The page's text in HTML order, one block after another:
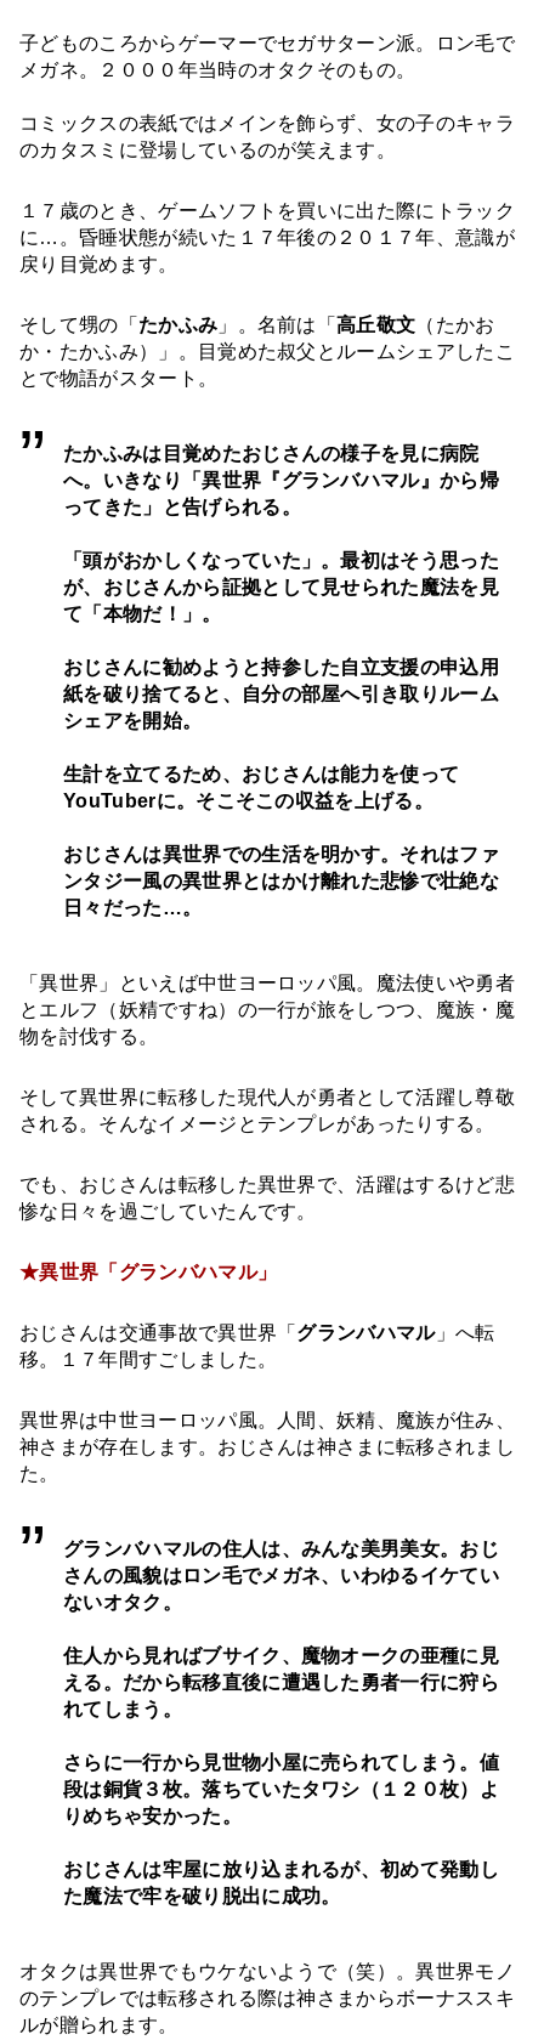
子どものころからゲーマーでセガサターン派。ロン毛で
メガネ。２０００年当時のオタクそのもの。
コミックスの表紙ではメインを飾らず、女の子のキャラ
のカタスミに登場しているのが笑えます。
１７歳のとき、ゲームソフトを買いに出た際にトラック
に…。昏睡状態が続いた１７年後の２０１７年、意識が
戻り目覚めます。
そして甥の「 たかふみ 」。名前は「高丘敬文 （たかお
か・たかふみ）」。目覚めた叔父とルームシェアしたこ
とで物語がスタート。
たかふみは目覚めたおじさんの様子を見に病院
へ。いきなり「異世界『グランバハマル』から帰
ってきた」と告げられる。
「頭がおかしくなっていた」。最初はそう思った
が、おじさんから証拠として見せられた魔法を見
て「本物だ！」。
おじさんに勧めようと持参した自立支援の申込用
紙を破り捨てると、自分の部屋へ引き取りルーム
シェアを開始。
生計を立てるため、おじさんは能力を使って
YouTuberに。そこそこの収益を上げる。
おじさんは異世界での生活を明かす。それはファ
ンタジー風の異世界とはかけ離れた悲惨で壮絶な
日々だった…。
「異世界」といえば中世ヨーロッパ風。魔法使いや勇者
とエルフ（妖精ですね）の一行が旅をしつつ、魔族・魔
物を討伐する。
そして異世界に転移した現代人が勇者として活躍し尊敬
される。そんなイメージとテンプレがあったりする。
でも、おじさんは転移した異世界で、活躍はするけど悲
惨な日々を過ごしていたんです。
★異世界「グランバハマル」
おじさんは交通事故で異世界「 グランバハマル」へ転
移。１７年間すごしました。
異世界は中世ヨーロッパ風。人間、妖精、魔族が住み、
神さまが存在します。おじさんは神さまに転移されまし
た。
グランバハマルの住人は、みんな美男美女。おじ
さんの風貌はロン毛でメガネ、いわゆるイケてい
ないオタク。
住人から見ればブサイク、魔物オークの亜種に見
える。だから転移直後に遭遇した勇者一行に狩ら
れてしまう。
さらに一行から見世物小屋に売られてしまう。値
段は銅貨３枚。落ちていたタワシ（１２０枚）よ
りめちゃ安かった。
おじさんは牢屋に放り込まれるが、初めて発動し
た魔法で牢を破り脱出に成功。
オタクは異世界でもウケないようで（笑）。異世界モノ
のテンプレでは転移される際は神さまからボーナススキ
ルが贈られます。